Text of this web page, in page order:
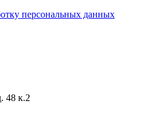
персональных данных
48 к.2